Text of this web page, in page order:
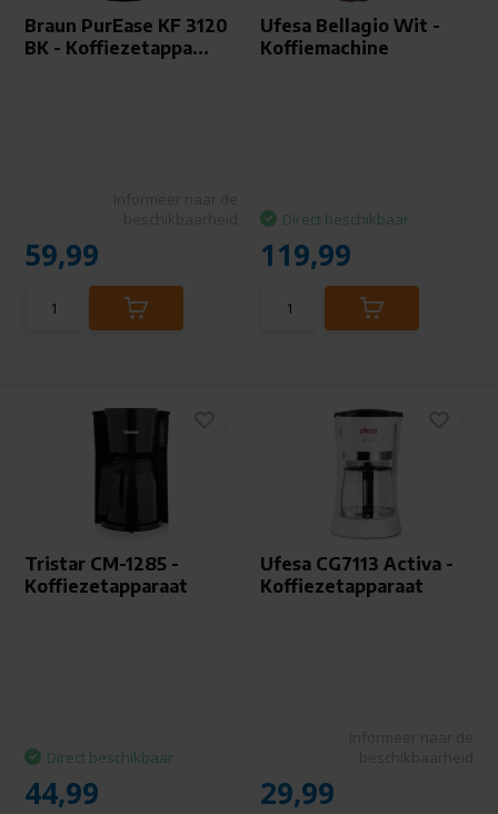
Braun PurEase KF 3120
BK - Koffiezetappa...
59,99
Ufesa Bellagio Wit -
Koffiemachine
Direct beschikbaar
119,99
Tristar CM-1285 -
Koffiezetapparaat
Direct beschikbaar
44,99
Ufesa CG7113 Activa -
Koffiezetapparaat
29,99